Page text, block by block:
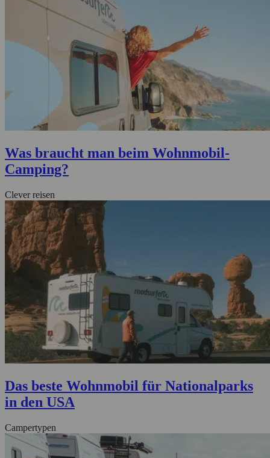
Was braucht man beim Wohnmobil-
Camping?
Clever reisen
Das beste Wohnmobil für Nationalparks
in den USA
Campertypen